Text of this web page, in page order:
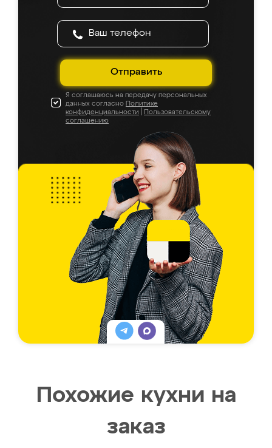
Отправить
Я соглашаюсь на передачу персональных
данных согласно Политике
конфиденциальности
Пользовательскому
соглашению
Похожие кухни на
заказ